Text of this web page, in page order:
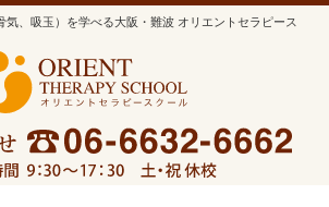
気、吸玉）を学べる大阪・難波 オリエントセラピース